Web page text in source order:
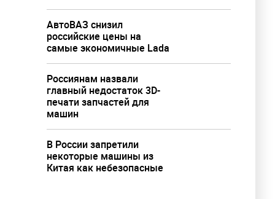
АвтоВАЗ снизил
российские цены на
самые экономичные Lada
Россиянам назвали
главный недостаток 3D-
печати запчастей для
машин
В России запретили
некоторые машины из
Китая как небезопасные